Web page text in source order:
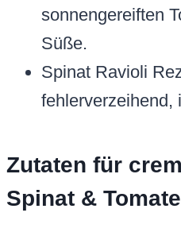
sonnengereiften
Süße.
Spinat Ravioli
fehlerverzeihend,
Zutaten für
Spinat &